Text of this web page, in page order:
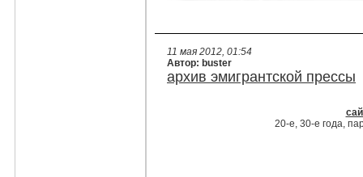
11 мая 2012, 01:54
Автор: buster
архив эмигрантской прессы
20-е, 30-е года,